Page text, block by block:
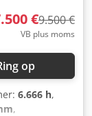
€9.500 €
VB plus moms
op
6.666 h,
,